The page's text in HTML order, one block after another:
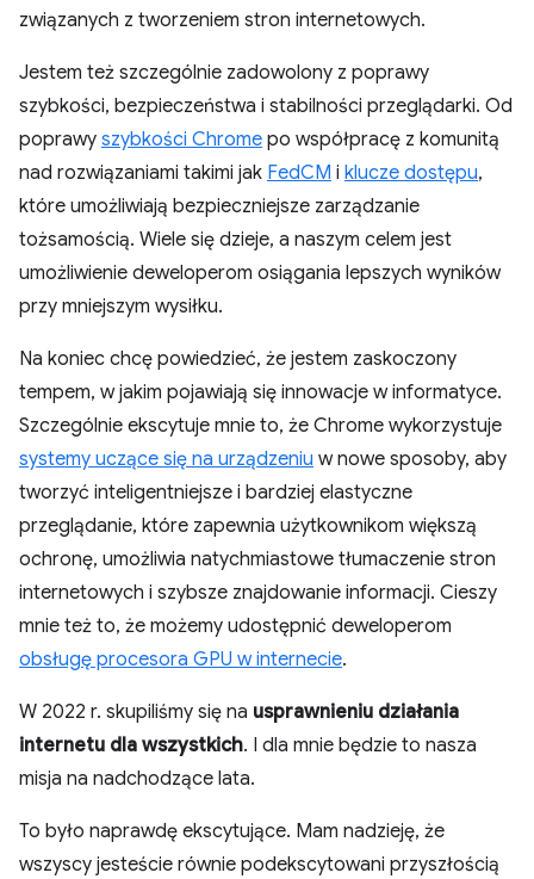
związanych z tworzeniem stron internetowych.
Jestem też szczególnie zadowolony z poprawy
szybkości, bezpieczeństwa i stabilności przeglądarki. Od
poprawy szybkości Chrome po współpracę z komunitą
nad rozwiązaniami takimi jak FedCM i klucze dostępu,
które umożliwiają bezpieczniejsze zarządzanie
tożsamością. Wiele się dzieje, a naszym celem jest
umożliwienie deweloperom osiągania lepszych wyników
przy mniejszym wysiłku.
Na koniec chcę powiedzieć, że jestem zaskoczony
tempem, w jakim pojawiają się innowacje w informatyce.
Szczególnie ekscytuje mnie to, że Chrome wykorzystuje
systemy uczące się na urządzeniu w nowe sposoby, aby
tworzyć inteligentniejsze i bardziej elastyczne
przeglądanie, które zapewnia użytkownikom większą
ochronę, umożliwia natychmiastowe tłumaczenie stron
internetowych i szybsze znajdowanie informacji. Cieszy
mnie też to, że możemy udostępnić deweloperom
obsługę procesora GPU w internecie.
W 2022 r. skupiliśmy się na usprawnieniu działania
internetu dla wszystkich. I dla mnie będzie to nasza
misja na nadchodzące lata.
To było naprawdę ekscytujące. Mam nadzieję, że
wszyscy jesteście równie podekscytowani przyszłością